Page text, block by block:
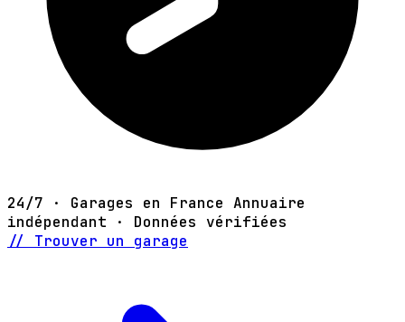
24/7 · Garages en France Annuaire
indépendant · Données vérifiées
// Trouver un garage